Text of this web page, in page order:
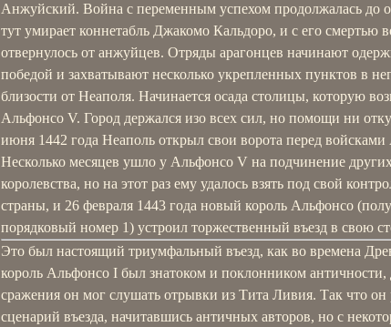
Анжуйский. Война с переменным успехом продолжалась до
тут умирает коннетабль Джакомо Кальдоро, и с его смертью
отвернулось от анжуйцев. Отряды арагонцев начинают
победой и захватывают несколько укрепленных пунктов в
близости от Неаполя. Начинается осада столицы, которую
Альфонсо V. Город держался изо всех сил, но помощи ни
июня 1442 года Неаполь открыл свои ворота перед войсками
Несколько месяцев ушло у Альфонсо V на подчинение
королевства, но на этот раз ему удалось взять под свой
страны, и 26 февраля 1443 года новый король Альфонсо
порядковый номер 1) устроил торжественный въезд в свою
Это был настоящий триумфальный въезд, как во времена
король Альфонсо I был знатоком и поклонником античности,
сражения он мог слушать отрывки из Тита Ливия. Так что он
сценарий въезда, начитавшись античных авторов, но с